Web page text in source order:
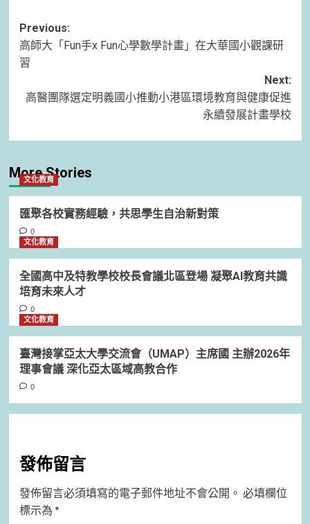
Post
navigation
Previous:
高師大「Fun手x Fun心學數學計畫」在大華國小觀課研
習
Next:
高醫團隊選定明義國小推動小港區環境教育與健康促進
永續發展計畫學校
More Stories
文化教育
匯聚各校實務經驗，共思學生自治新對策
0
文化教育
全國高中及特教學校校長會議北區登場 凝聚AI教育共識
培育未來人才
0
文化教育
臺灣接掌亞太大學交流會（UMAP）主席國 主辦2026年
理事會議 深化亞太區域高教合作
0
發佈留言
發佈留言必須填寫的電子郵件地址不會公開。 必填欄位
標示為 *